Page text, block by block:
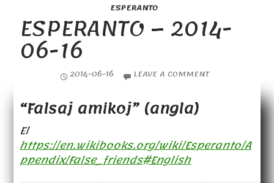
ESPERANTO
ESPERANTO – 2014-
06-16
2014-06-16 LEAVE A COMMENT
“Falsaj amikoj” (angla)
El
https://en.wikibooks.org/wiki/Esperanto/A
ppendix/False_friends#English